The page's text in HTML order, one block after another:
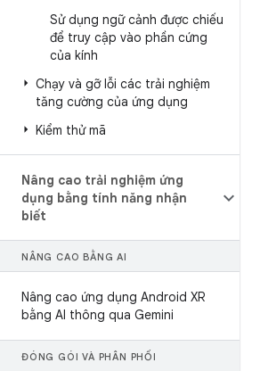
Sử dụng ngữ cảnh được chiếu
để truy cập vào phần cứng
của kính
Chạy và gỡ lỗi các trải nghiệm
tăng cường của ứng dụng
Kiểm thử mã
Nâng cao trải nghiệm ứng
dụng bằng tính năng nhận
biết
NÂNG CAO BẰNG AI
Nâng cao ứng dụng Android XR
bằng AI thông qua Gemini
ĐÓNG GÓI VÀ PHÂN PHỐI